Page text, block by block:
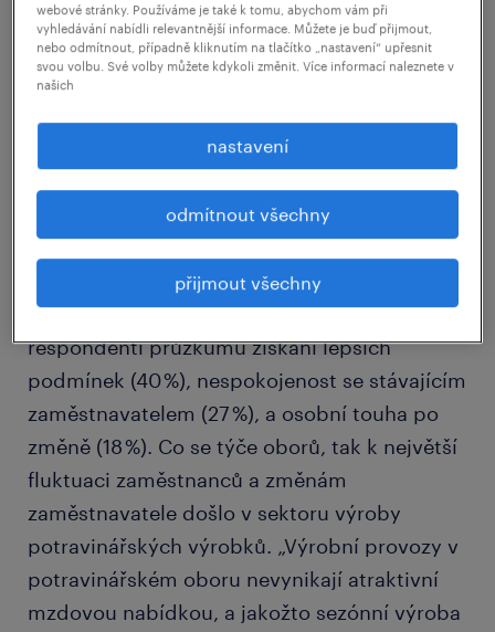
zaměstnavatele 18 % lidí. Míra fluktuace byla
mírně vyšší u mužů (18,6 %) než u žen (17 %).
Nejvyšší podíl těch, kteří měnili práci (31 %),
tradičně na nejmladší kategorii zaměstnanců
míra fluktuace zaměstnanců výrazně klesá
(kategorie 35-44 let jen 12 %, 45-54 let jen 13 %
a 55-67 let pouze 8,5 %). Jako nejčastější
důvod pro změnu zaměstnavatele uvedli
respondenti průzkumu získání lepších
podmínek (40 %), nespokojenost se stávajícím
zaměstnavatelem (27 %), a osobní touha po
změně (18 %). Co se týče oborů, tak k největší
fluktuaci zaměstnanců a změnám
zaměstnavatele došlo v sektoru výroby
potravinářských výrobků. „Výrobní provozy v
potravinářském oboru nevynikají atraktivní
mzdovou nabídkou, a jakožto sezónní výroba
webové stránky. Používáme je také k tomu, abychom vám při
vyhledávání nabídli relevantnější informace. Můžete je buď přijmout,
nebo odmítnout, případně kliknutím na tlačítko „nastavení“ upřesnit
svou volbu. Své volby můžete kdykoli změnit. Více informací naleznete v
našich
nastavení
odmítnout všechny
přijmout všechny